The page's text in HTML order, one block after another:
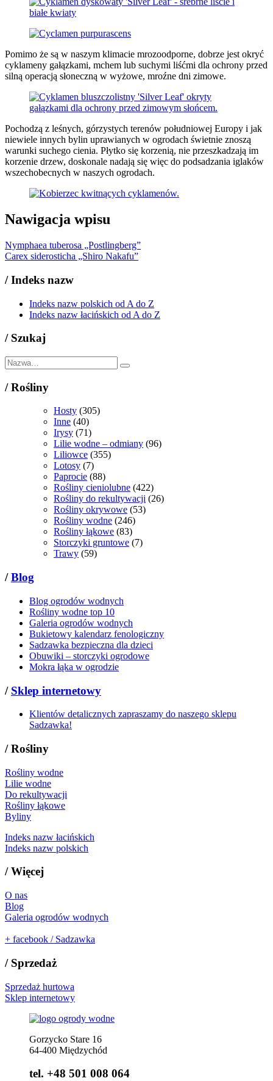
Pomimo że są w naszym klimacie mrozoodporne, dobrze jest okryć
cyklameny gałązkami, mchem lub suchymi liśćmi dla ochrony przed
silną operacją słoneczną w wyżowe, mroźne dni zimowe.
Pochodzą z leśnych, górzystych terenów południowej Europy i jak
niewiele innych bylin uprawianych w ogrodach świetnie znoszą
warunki suchego cienia. Płytko się korzenią, nie przeszkadzają im
korzenie drzew, doskonale nadają się więc do podsadzania iglaków
wszechobecnych w naszych ogrodach.
Nawigacja wpisu
Nymphaea tuberosa „Postlingberg”
Carex siderosticha „Shiro Nakafu”
/Indeks nazw
Indeks nazw polskich od A do Z
Indeks nazw łacińskich od A do Z
/ Szukaj
/Rośliny
Hosty (305)
Inne (40)
Irysy (71)
Lilie wodne – odmiany (96)
Liliowce (355)
Lotosy (7)
Paprocie (88)
Rośliny cieniolubne (422)
Rośliny do rekultywacji (26)
Rośliny okrywowe (53)
Rośliny wodne (246)
Rośliny łąkowe (83)
Storczyki gruntowe (7)
Trawy (59)
/Blog
Blog ogrodów wodnych
Rośliny wodne top 10
Galeria ogrodów wodnych
Bukietowy kalendarz fenologiczny
Sadzawka bezpieczna dla dzieci
Obuwiki – storczyki ogrodowe
Mokra łąka w ogrodzie
/ Sklep internetowy
Klientów detalicznych zapraszamy do naszego sklepu
Sadzawka!
/Rośliny
Rośliny wodne
Lilie wodne
Do rekultywacji
Rośliny łąkowe
Byliny
Indeks nazw łacińskich
Indeks nazw polskich
/Więcej
O nas
Blog
Galeria ogrodów wodnych
+ facebook / Sadzawka
/ Sprzedaż
Sprzedaż hurtowa
Sklep internetowy
Gorzycko Stare 16
64-400 Międzychód
tel. +48 501 008 064